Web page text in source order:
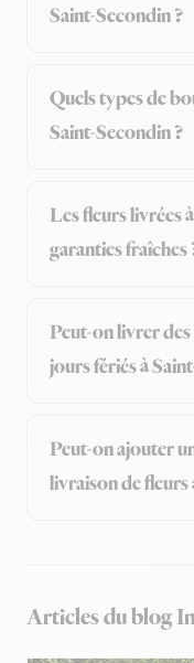
Saint-Secondin ?
Quels types de
Saint-Secondin ?
Les fleurs livrées
garanties fraîches
Peut-on livrer des
jours fériés à
Peut-on ajouter
livraison de fleurs
Articles du blog